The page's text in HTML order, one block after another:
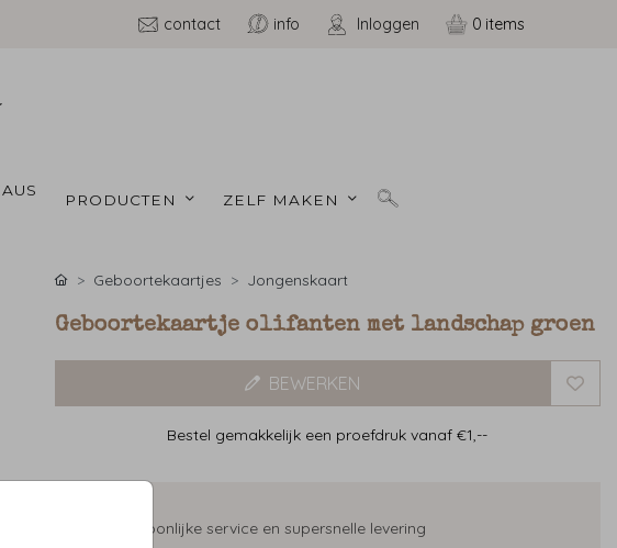
contact info Inloggen 0
PRODUCTEN ZELF MAKEN
Geboortekaartjes Jongenskaart
Geboortekaartje olifanten met landschap groen
BEWERKEN
Bestel gemakkelijk een proefdruk vanaf €1,--
Persoonlijke service en supersnelle levering